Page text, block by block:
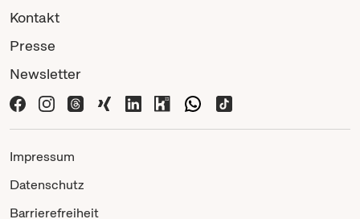
Kontakt
Presse
Newsletter
Impressum
Datenschutz
Barrierefreiheit